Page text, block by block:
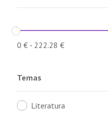
0 €- 222.28 €
Temas
Literatura